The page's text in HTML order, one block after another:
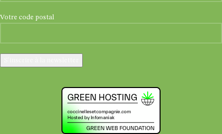
Votre code postal